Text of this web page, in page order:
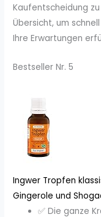
Kaufentscheidung
Übersicht, um
Ihre Erwartungen
Bestseller Nr. 5
Ingwer Tropfen
Gingerole und
✅ Die ganze